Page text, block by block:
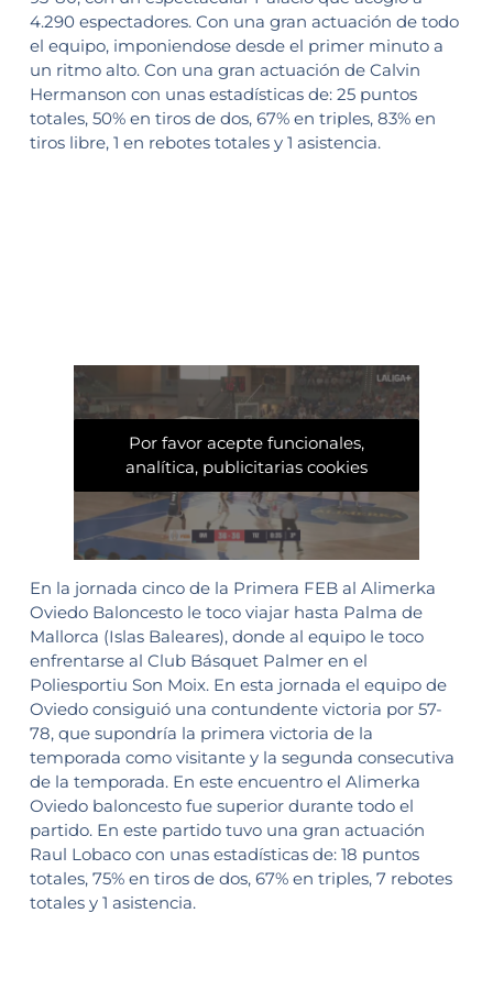
4.290 espectadores. Con una gran actuación de todo
el equipo, imponiendose desde el primer minuto a
un ritmo alto. Con una gran actuación de Calvin
Hermanson con unas estadísticas de: 25 puntos
totales, 50% en tiros de dos, 67% en triples, 83% en
tiros libre, 1 en rebotes totales y 1 asistencia.
Por favor acepte funcionales,
analítica, publicitarias cookies
En la jornada cinco de la Primera FEB al Alimerka
Oviedo Baloncesto le toco viajar hasta Palma de
Mallorca (Islas Baleares), donde al equipo le toco
enfrentarse al Club Básquet Palmer en el
Poliesportiu Son Moix. En esta jornada el equipo de
Oviedo consiguió una contundente victoria por 57-
78, que supondría la primera victoria de la
temporada como visitante y la segunda consecutiva
de la temporada. En este encuentro el Alimerka
Oviedo baloncesto fue superior durante todo el
partido. En este partido tuvo una gran actuación
Raul Lobaco con unas estadísticas de: 18 puntos
totales, 75% en tiros de dos, 67% en triples, 7 rebotes
totales y 1 asistencia.